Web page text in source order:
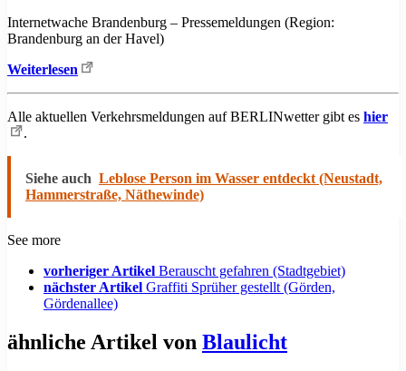
Internetwache Brandenburg – Pressemeldungen (Region:
Brandenburg an der Havel)
Weiterlesen
Alle aktuellen Verkehrsmeldungen auf BERLINwetter gibt es hier
.
Siehe auch Leblose Person im Wasser entdeckt (Neustadt,
Hammerstraße, Näthewinde)
See more
vorheriger Artikel Berauscht gefahren (Stadtgebiet)
nächster Artikel Graffiti Sprüher gestellt (Görden,
Gördenallee)
ähnliche Artikel von Blaulicht